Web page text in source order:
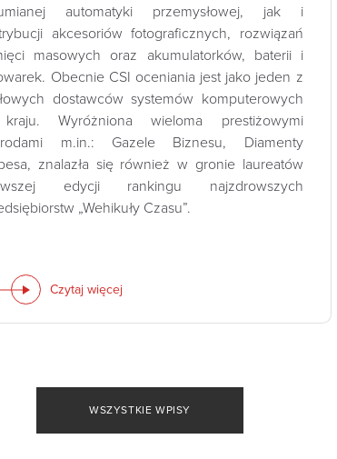
automatyki przemysłowej, jak i
akcesoriów fotograficznych, rozwiązań
masowych oraz akumulatorków, baterii i
Obecnie CSI oceniania jest jako jeden z
dostawców systemów komputerowych
Wyróżniona wieloma prestiżowymi
m.in.: Gazele Biznesu, Diamenty
znalazła się również w gronie laureatów
edycji rankingu najzdrowszych
„Wehikuły Czasu”.
Czytaj więcej
WSZYSTKIE WPISY